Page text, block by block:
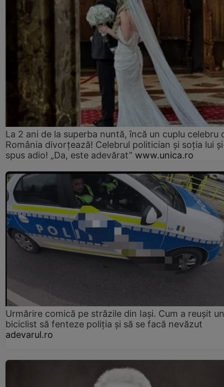
La 2 ani de la superba nuntă, încă un cuplu celebru
România divorțează! Celebrul politician și soția lui
spus adio! „Da, este adevărat” www.unica.ro
Urmărire comică pe străzile din Iași. Cum a reușit un
biciclist să fenteze poliția și să se facă nevăzut
adevarul.ro